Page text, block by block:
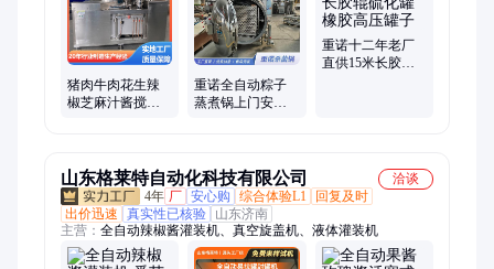
猪肉牛肉花生辣
椒芝麻汁酱搅拌
重诺全自动粽子
蒸煮锅上门安装
重诺十二年老厂
直供15米长胶辊
山东格莱特自动化科技有限公司
洽谈
4年 厂 安心购 综合体验L1
回复及时
出价迅速
真实性已核验
山东济南
主营： 全自动辣椒酱灌装机、真空旋盖机、液体灌装机